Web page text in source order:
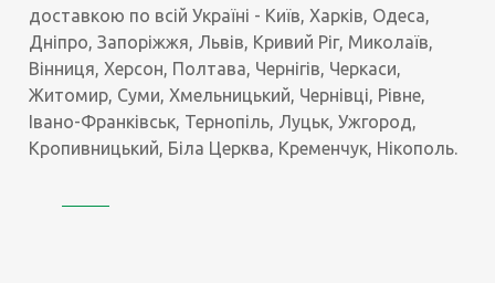
доставкою по всій Україні - Київ, Харків, Одеса,
Дніпро, Запоріжжя, Львів, Кривий Ріг, Миколаїв,
Вінниця, Херсон, Полтава, Чернігів, Черкаси,
Житомир, Суми, Хмельницький, Чернівці, Рівне,
Івано-Франківськ, Тернопіль, Луцьк, Ужгород,
Кропивницький, Біла Церква, Кременчук, Нікополь.